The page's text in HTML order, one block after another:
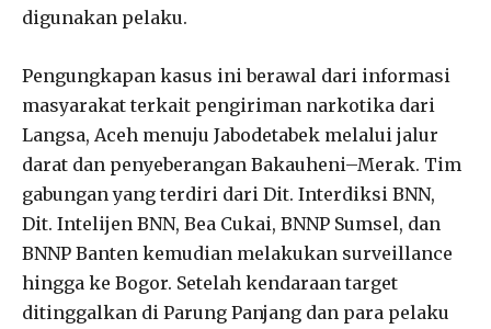
digunakan pelaku.
Pengungkapan kasus ini berawal dari informasi
masyarakat terkait pengiriman narkotika dari
Langsa, Aceh menuju Jabodetabek melalui jalur
darat dan penyeberangan Bakauheni–Merak. Tim
gabungan yang terdiri dari Dit. Interdiksi BNN,
Dit. Intelijen BNN, Bea Cukai, BNNP Sumsel, dan
BNNP Banten kemudian melakukan surveillance
hingga ke Bogor. Setelah kendaraan target
ditinggalkan di Parung Panjang dan para pelaku